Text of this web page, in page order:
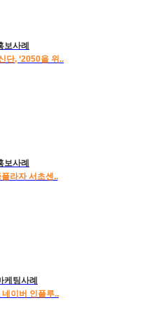
보사례
단, ‘2050을 위..
보사례
라자 서초센..
케팅사례
이버 인플루..